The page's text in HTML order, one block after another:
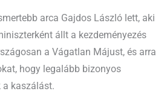
arca Gajdos László lett, aki
állt a kezdeményezés
a Vágatlan Májust, és arra
hogy legalább bizonyos
a kaszálást.